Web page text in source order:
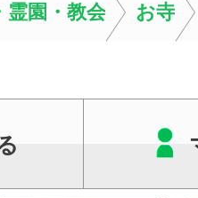
霊園・教会 お寺